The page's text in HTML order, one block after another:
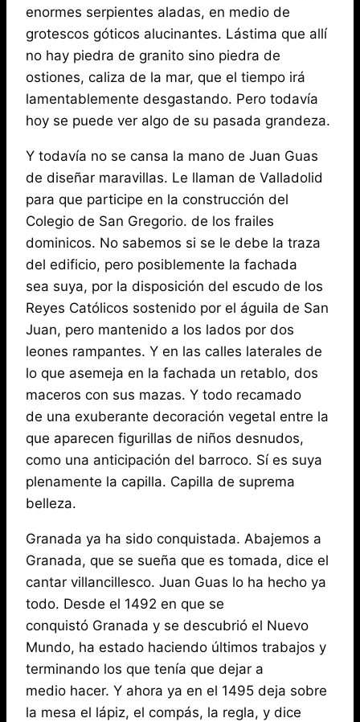
enormes serpientes aladas, en medio de
grotescos góticos alucinantes. Lástima que allí
no hay piedra de granito sino piedra de
ostiones, caliza de la mar, que el tiempo irá
lamentablemente desgastando. Pero todavía
hoy se puede ver algo de su pasada grandeza.
Y todavía no se cansa la mano de Juan Guas
de diseñar maravillas. Le llaman de Valladolid
para que participe en la construcción del
Colegio de San Gregorio. de los frailes
dominicos. No sabemos si se le debe la traza
del edificio, pero posiblemente la fachada
sea suya, por la disposición del escudo de los
Reyes Católicos sostenido por el águila de San
Juan, pero mantenido a los lados por dos
leones rampantes. Y en las calles laterales de
lo que asemeja en la fachada un retablo, dos
maceros con sus mazas. Y todo recamado
de una exuberante decoración vegetal entre la
que aparecen figurillas de niños desnudos,
como una anticipación del barroco. Sí es suya
plenamente la capilla. Capilla de suprema
belleza.
Granada ya ha sido conquistada. Abajemos a
Granada, que se sueña que es tomada, dice el
cantar villancillesco. Juan Guas lo ha hecho ya
todo. Desde el 1492 en que se
conquistó Granada y se descubrió el Nuevo
Mundo, ha estado haciendo últimos trabajos y
terminando los que tenía que dejar a
medio hacer. Y ahora ya en el 1495 deja sobre
la mesa el lápiz, el compás, la regla, y dice